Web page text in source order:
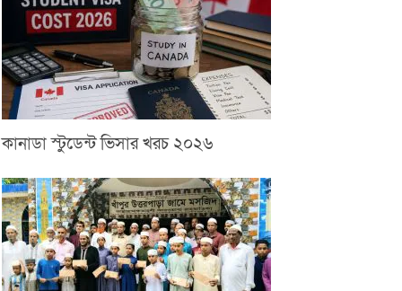
কানাডা স্টুডেন্ট ভিসার খরচ ২০২৬